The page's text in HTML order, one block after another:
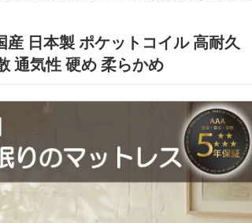
日本製 ポケットコイル 高耐久
通気性 硬め 柔らかめ